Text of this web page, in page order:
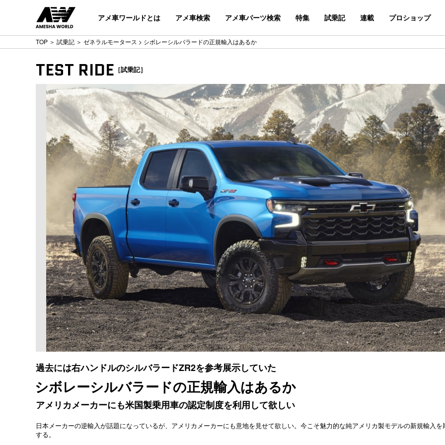
アメ車ワールドとは アメ車検索 アメ車パーツ検索 特集 試乗記 連載 プロショップ
TOP ＞ 試乗記 ＞ ゼネラルモータース > シボレーシルバラードの正規輸入はあるか
TEST RIDE ［試乗記］
過去には右ハンドルのシルバラードZR2を参考展示していた
シボレーシルバラードの正規輸入はあるか
アメリカメーカーにも米国製乗用車の認定制度を利用して欲しい
日本メーカーの逆輸入が話題になっているが、アメリカメーカーにも意地を見せて欲しい。今こそ魅力的な純アメリカ製モデルの新規輸入を
する。